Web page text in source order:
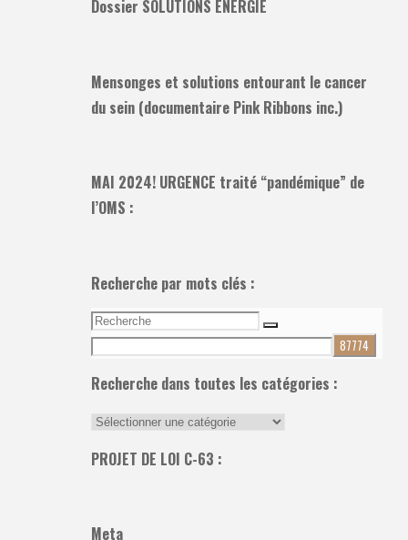
Dossier SOLUTIONS ÉNERGIE
Mensonges et solutions entourant le cancer
du sein (documentaire Pink Ribbons inc.)
MAI 2024! URGENCE traité “pandémique” de
l’OMS :
Recherche par mots clés :
Recherche
pour:
Recherche
Recherche dans toutes les catégories :
Recherche
toutes
PROJET DE LOI C-63 :
Meta